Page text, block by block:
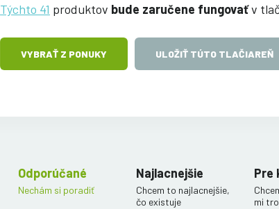
Týchto 41 produktov bude zaručene fungovaťv
VYBRAŤ Z PONUKY ULOŽIŤ TÚTO TLAČIAREŇ
Odporúčané
Nechám si poradiť
Najlacnejšie
Chcem to najlacnejšie,
čo existuje
Pre
mi